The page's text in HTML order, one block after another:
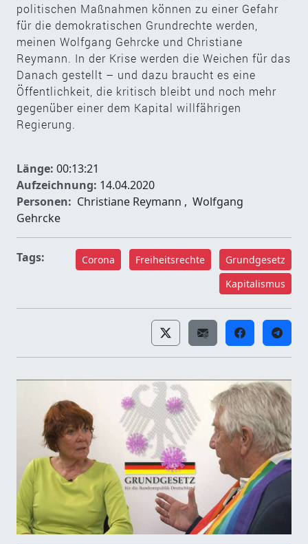
politischen Maßnahmen können zu einer Gefahr
für die demokratischen Grundrechte werden,
meinen Wolfgang Gehrcke und Christiane
Reymann. In der Krise werden die Weichen für das
Danach gestellt – und dazu braucht es eine
Öffentlichkeit, die kritisch bleibt und noch mehr
gegenüber einer dem Kapital willfährigen
Regierung.
Länge: 00:13:21
Aufzeichnung: 14.04.2020
Personen: Christiane Reymann , Wolfgang
Gehrcke
Tags: Corona Freiheitsrechte
Grundgesetz
Kapitalismus